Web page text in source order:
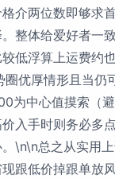
介两位数即够求
整体给爱好者一
低浮算上运费约
优厚情形且当仍
为中心值摸索（
入手时则务必多
\n\n总之从实用
跟低价掉跟单放